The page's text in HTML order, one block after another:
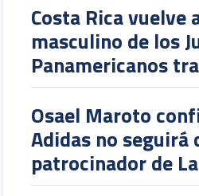
Costa Rica vuelve
masculino de los
Panamericanos
Osael Maroto
Adidas no seguirá
patrocinador de